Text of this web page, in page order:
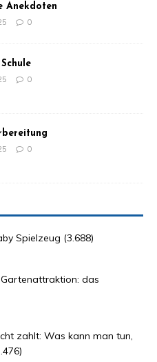
Anekdoten
0
0
0
Spielzeug (3.688)
das
zahlt: Was kann man tun,